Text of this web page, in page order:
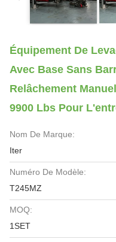
Équipement De
Avec Base Sans
Relâchement
9900 Lbs Pour
Nom De Marque:
Iter
Numéro De Modèle:
T245MZ
MOQ:
1SET